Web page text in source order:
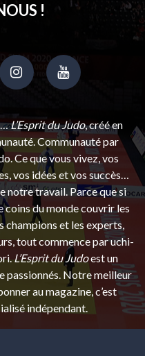
!
L’Esprit du Judo, créé en
Communauté par
Ce que vous vivez, vos
vos idées et vos succès…
notre travail. Parce que si
coins du monde couvrir les
champions et les experts,
tout commence par uchi-
L’Esprit du Judoest un
passionnés. Notre meilleur
au magazine, c’est
indépendant.